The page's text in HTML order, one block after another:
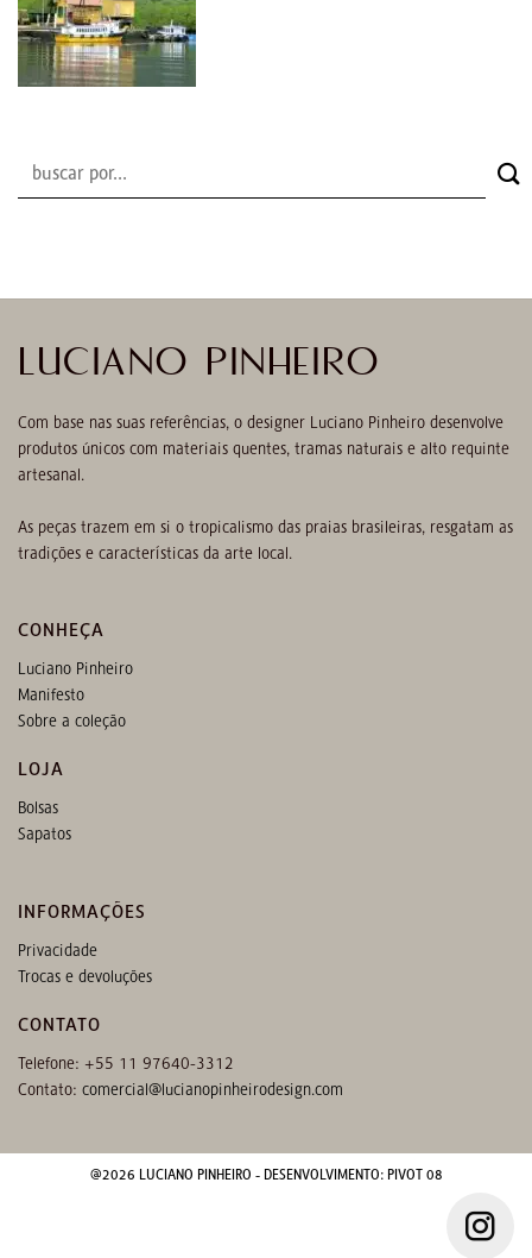
LUCIANO PINHEIRO
Com base nas suas referências, o designer Luciano Pinheiro desenvolve
produtos únicos com materiais quentes, tramas naturais e alto requinte
artesanal.
As peças trazem em si o tropicalismo das praias brasileiras, resgatam as
tradições e características da arte local.
CONHEÇA
Luciano Pinheiro
Manifesto
Sobre a coleção
LOJA
Bolsas
Sapatos
INFORMAÇÕES
Privacidade
Trocas e devoluções
CONTATO
Telefone: +55 11 97640-3312
Contato: comercial@lucianopinheirodesign.com
@2026 LUCIANO PINHEIRO - DESENVOLVIMENTO: PIVOT 08